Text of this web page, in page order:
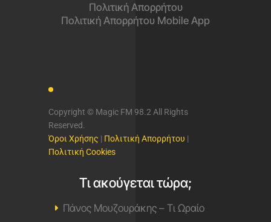
Πολιτική Απορρήτου
Πολιτική Απορρήτου Mobile App
Copyright © Magic FM 98.2 All Rights
Reserved.
Όροι Χρήσης | Πολιτική Απορρήτου |
Πολιτική Cookies
Τι ακούγεται τώρα;
Πάνος Μουζουράκης – Τι Ωραίο